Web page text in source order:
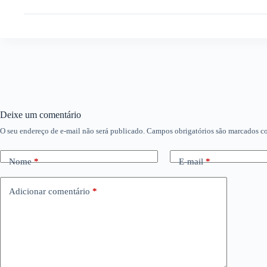
Deixe um comentário
O seu endereço de e-mail não será publicado. Campos obrigatórios são marcados
Nome* E-mail*
Adicionar comentário *